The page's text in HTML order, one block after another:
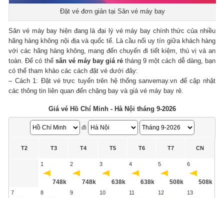
Đặt vé đơn giản tại Săn vé máy bay
Săn vé máy bay hiện đang là đại lý vé máy bay chính thức của nhiều
hãng hàng không nội địa và quốc tế. Là cầu nối uy tín giữa khách hàng
với các hãng hàng không, mang đến chuyến đi tiết kiệm, thú vị và an
toàn. Để có thể săn vé máy bay giá rẻ tháng 9 một cách dễ dàng, bạn
có thể tham khảo các cách đặt vé dưới đây:
– Cách 1: Đặt vé trực tuyến trên hệ thống sanvemay.vn để cập nhật
các thông tin liên quan đến chặng bay và giá vé máy bay rẻ.
Giá vé Hồ Chí Minh - Hà Nội tháng 9-2026
đi
T2 T3 T4 T5 T6 T7 CN
1
748k
2
748k
3
638k
4
638k
5
508k
6
508k
7 8 9 10 11 12 13